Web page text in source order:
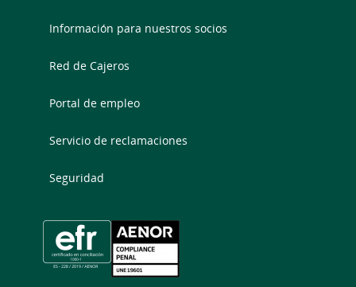
Información para nuestros socios
Red de Cajeros
Portal de empleo
Servicio de reclamaciones
Seguridad